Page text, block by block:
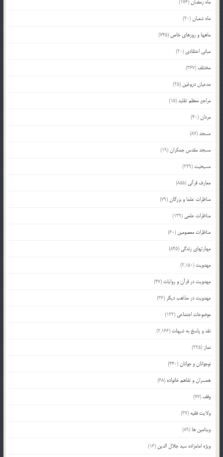
ماه رمضان(176)
ماه شعبان(20)
ماهها و روزهای خاص (745)
مبانی اعتقادی (20)
مختلف (367)
مدعیان دروغین (25)
مراجع معظم تقلید(15)
مردان(40)
مسجد(87)
مسجد مقدس جمکران(19)
مسیحیت (229)
معارف قرآنی (855)
مناظرات علما و بزرگان(79)
مناظرات علمی (139)
مناظرات معصومین (60)
مهارتهای زندگی (845)
مهدویت (2,150)
مهدویت در قرآن و روایات (47)
مهدویت در مذاهب دیگر (36)
موضوعات اجتماعی (122)
نقد و پاسخ به شبهات (2,166)
نماز (225)
نوجوانان و جوانان(440)
همسران و تفاهم خانواده (68)
وقف (77)
ولایت فقیه (37)
ویتامین ها (89)
ویژه امامزاده سید جلال الدین (16)